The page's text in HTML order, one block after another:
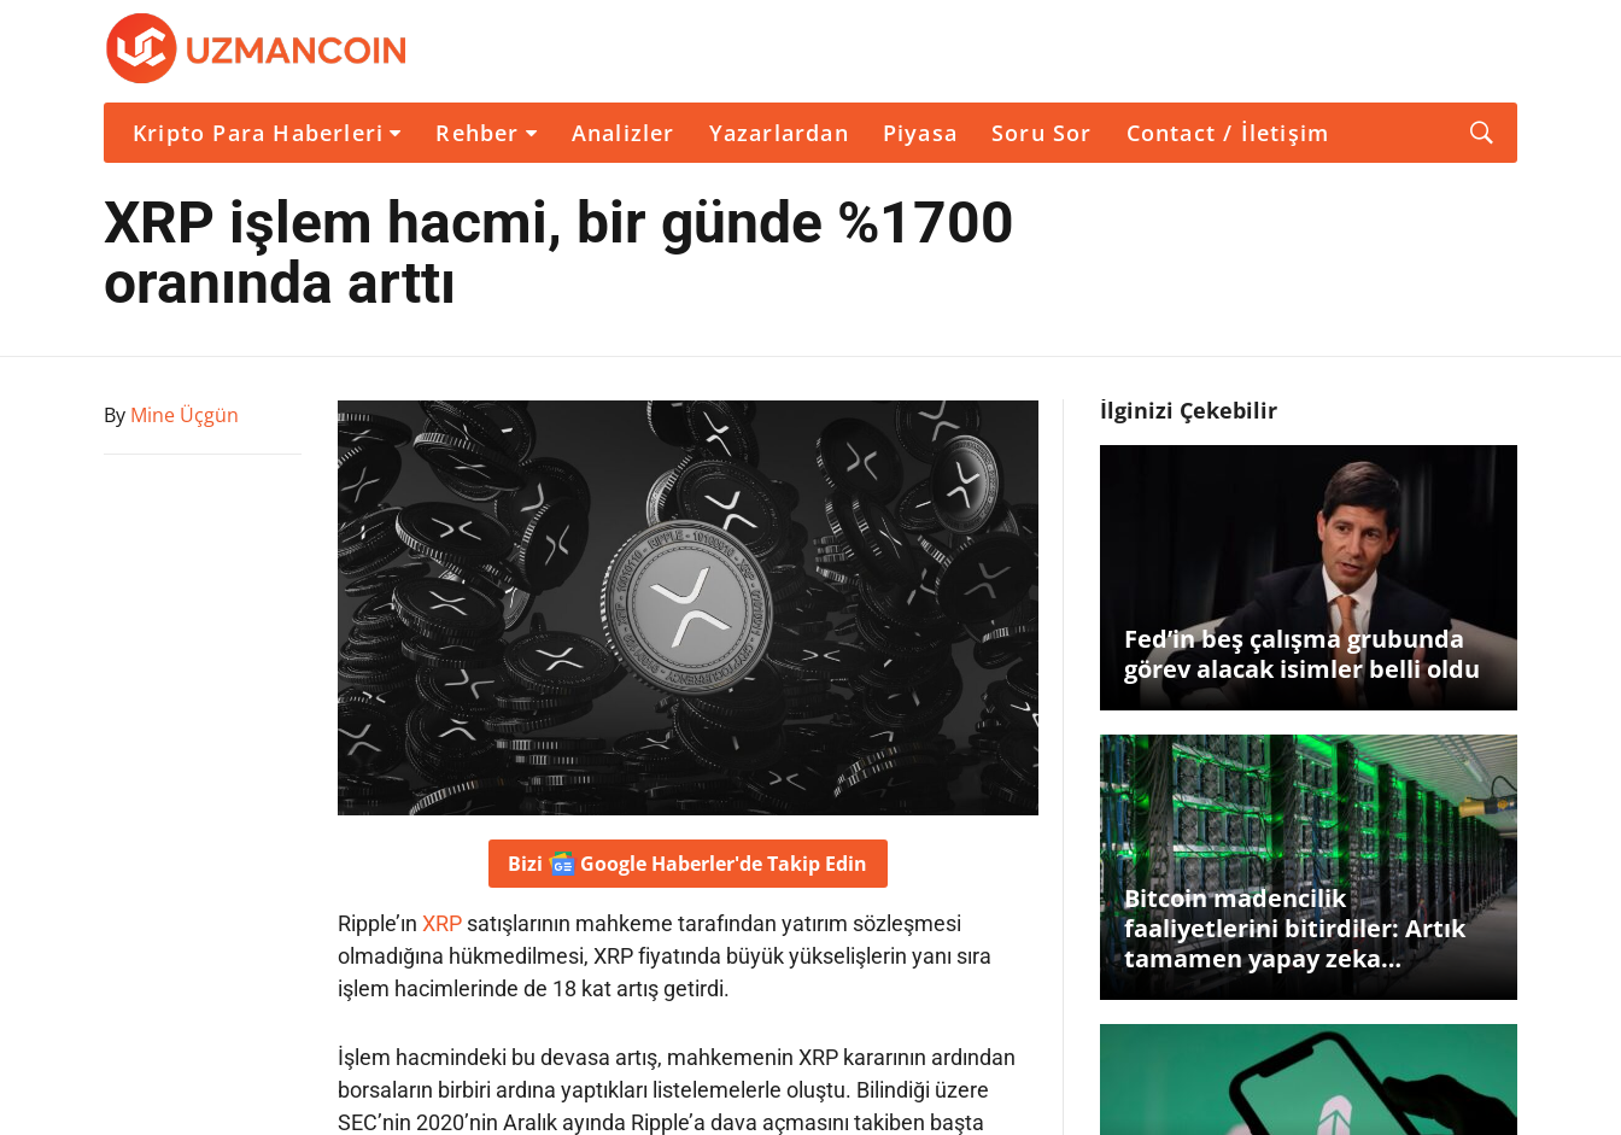
Kripto Para Haberleri Rehber Analizler Yazarlardan Piyasa Soru Sor Contact / İletişim
XRP işlem hacmi, bir günde %1700
oranında arttı
By Mine Üçgün
Bizi Google Haberler'deTakip Edin
Ripple’ın XRPsatışlarının mahkeme tarafından yatırım sözleşmesi
olmadığına hükmedilmesi, XRP fiyatında büyük yükselişlerin yanı sıra
işlem hacimlerinde de 18 kat artış getirdi.
İşlem hacmindeki bu devasa artış, mahkemenin XRP kararının ardından
borsaların birbiri ardına yaptıkları listelemelerle oluştu. Bilindiği üzere
SEC’nin 2020’nin Aralık ayında Ripple’a dava açmasını takiben başta
İlginizi Çekebilir
Fed’in beş çalışma grubunda
görev alacak isimler belli oldu
Bitcoin madencilik
faaliyetlerini bitirdiler: Artık
tamamen yapay zeka…